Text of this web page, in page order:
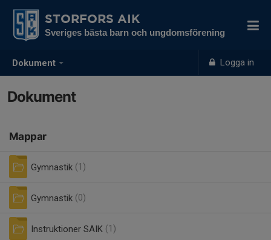
Dokument Logga in
STORFORS AIK
Sveriges bästa barn och ungdomsförening
Dokument
Mappar
Gymnastik (1)
Gymnastik (0)
Instruktioner SAIK (1)